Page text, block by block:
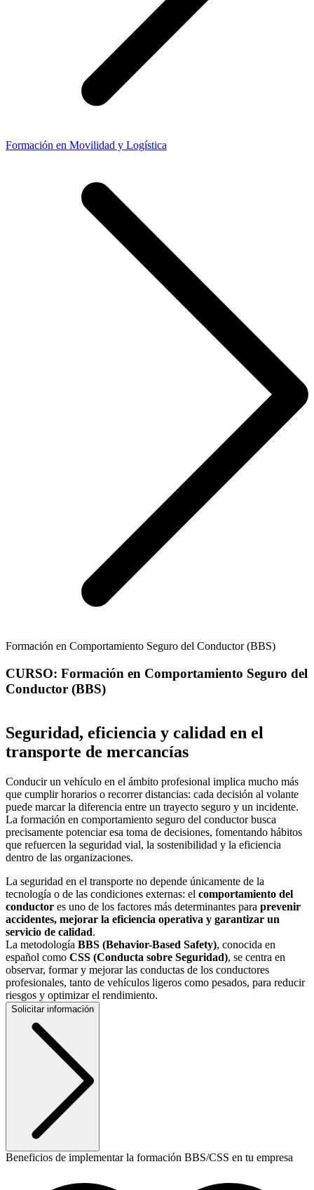
Formación en Movilidad y Logística
Formación en Comportamiento Seguro del Conductor (BBS)
CURSO: Formación en Comportamiento Seguro del
Conductor (BBS)
Seguridad, eficiencia y calidad en el
transporte de mercancías
Conducir un vehículo en el ámbito profesional implica mucho más
que cumplir horarios o recorrer distancias: cada decisión al volante
puede marcar la diferencia entre un trayecto seguro y un incidente.
La formación en comportamiento seguro del conductor busca
precisamente potenciar esa toma de decisiones, fomentando hábitos
que refuercen la seguridad vial, la sostenibilidad y la eficiencia
dentro de las organizaciones.
La seguridad en el transporte no depende únicamente de la
tecnología o de las condiciones externas: el comportamiento del
conductor es uno de los factores más determinantes para prevenir
accidentes, mejorar la eficiencia operativa y garantizar un
servicio de calidad.
La metodología BBS (Behavior-Based Safety), conocida en
español como CSS (Conducta sobre Seguridad), se centra en
observar, formar y mejorar las conductas de los conductores
profesionales, tanto de vehículos ligeros como pesados, para reducir
riesgos y optimizar el rendimiento.
Solicitar información
Beneficios de implementar la formación BBS/CSS en tu empresa